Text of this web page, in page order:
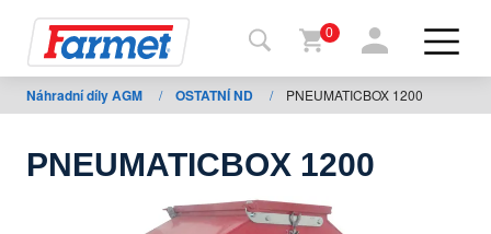
Zpět
na
0
Náhradní díly AGM / OSTATNÍ ND / PNEUMATICBOX 1200
PNEUMATICBOX 1200